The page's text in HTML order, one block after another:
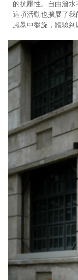
的抗壓性。自由潛水
這項活動也擴展了
風暴中盤旋，體驗